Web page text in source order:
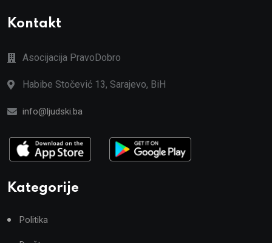
Kontakt
Asocijacija PravoDobro
Habibe Stočević 13, Sarajevo, BiH
info@ljudski.ba
Kategorije
Politika